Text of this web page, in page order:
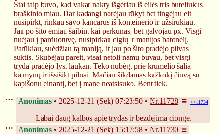
Štai taip buvo, kad vakar nakty išgėriau iš eilės tris buteliukus
braškinio miau. Dar kadangi norėjau rūkyt bet tingėjau eit
nusipirkt, rinkau savo kancarus iš konteinerio ir užsirūkiau.
Jau po šito ėmiau šaibint kai perkūnas, bet galvojau px. Visgi
nuėjau į parduotuvę, nusipirkau cigių ir manijos batonėlį.
Parūkiau, suėdžiau tą maniją, ir jau po šito pradėjo pilvas
suktis. Skubėjau pareit, visai netoli namų buvau, bet visgi
tryda pradėjo lyst laukan. Teko nubėgt prie krūmelio šalia
kaimynų ir išsišikt pilnai. Mačiau šikdamas kažkokį čiūvą su
kapišonu einantį, bet į mane neatsisuko. Bent tiek.
Anonimas 2025-12-21 (Sek) 07:23:50 Nr.11728 >>11734
Labai daug kalbos apie trydas ir bezdejima cionge.
Anonimas
2025-12-21 (Sek) 15:17:58 Nr.11730